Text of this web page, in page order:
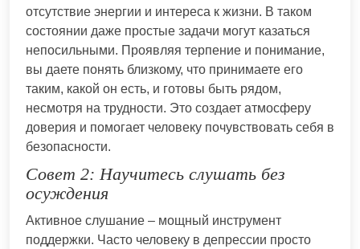
отсутствие энергии и интереса к жизни. В таком
состоянии даже простые задачи могут казаться
непосильными. Проявляя терпение и понимание,
вы даете понять близкому, что принимаете его
таким, какой он есть, и готовы быть рядом,
несмотря на трудности. Это создает атмосферу
доверия и помогает человеку почувствовать себя в
безопасности.
Совет 2: Научитесь слушать без
осуждения
Активное слушание – мощный инструмент
поддержки. Часто человеку в депрессии просто